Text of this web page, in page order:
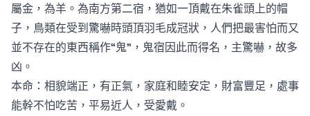
屬金，為羊。為南方第二宿，猶如一頂戴在朱雀頭上的帽
子，鳥類在受到驚嚇時頭頂羽毛成冠狀，人們把最害怕而又
並不存在的東西稱作“鬼”，鬼宿因此而得名，主驚嚇，故多
凶。
本命：相貌端正，有正氣，家庭和睦安定，財富豐足，處事
能幹不怕吃苦，平易近人，受愛戴。